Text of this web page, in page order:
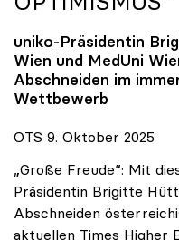
uniko-Präsidentin
Wien und MedUni
Abschneiden im
Wettbewerb
OTS 9. Oktober 2025
„Große Freude“: Mit
Präsidentin Brigitte
Abschneiden
aktuellen Times Higher